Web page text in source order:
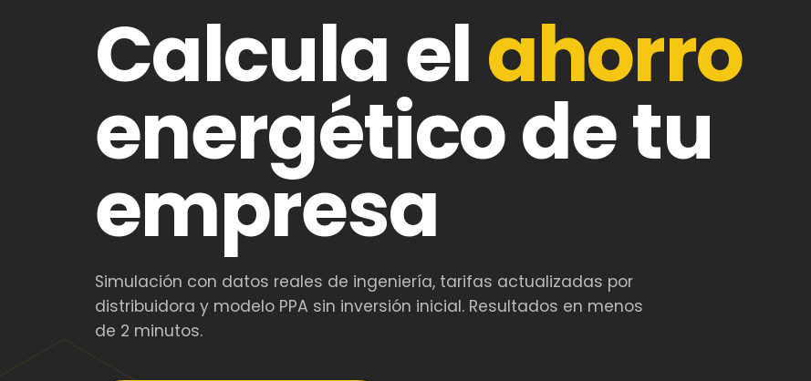
Calcula elahorro
energético de tu
empresa
Simulación con datos reales de ingeniería, tarifas actualizadas por
distribuidora y modelo PPA sin inversión inicial. Resultados en menos
de 2 minutos.